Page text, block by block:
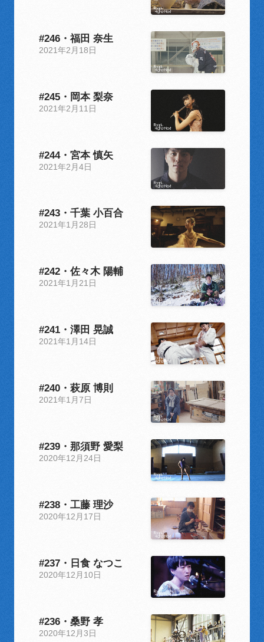
#246・福田 奈生
2021年2月18日
#245・岡本 梨奈
2021年2月11日
#244・宮本 慎矢
2021年2月4日
#243・千葉 小百合
2021年1月28日
#242・佐々⽊ 陽輔
2021年1月21日
#241・澤田 晃誠
2021年1月14日
#240・萩原 博則
2021年1月7日
#239・那須野 愛梨
2020年12月24日
#238・工藤 理沙
2020年12月17日
#237・日食 なつこ
2020年12月10日
#236・桑野 孝
2020年12月3日